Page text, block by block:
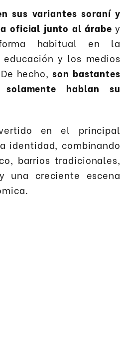
sus variantes soraní y
oficial junto al árabe y
habitual en la
y los medios
hecho,son bastantes
hablan su
en el principal
identidad, combinando
barrios tradicionales,
una creciente escena